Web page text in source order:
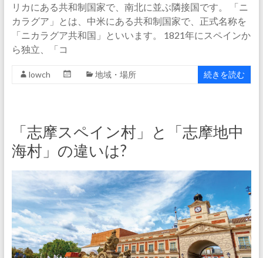
リカにある共和制国家で、南北に並ぶ隣接国です。 「ニ
カラグア」とは、中米にある共和制国家で、正式名称を
「ニカラグア共和国」といいます。 1821年にスペインか
ら独立、「コ
lowch 地域・場所 続きを読む
「志摩スペイン村」と「志摩地中
海村」の違いは?